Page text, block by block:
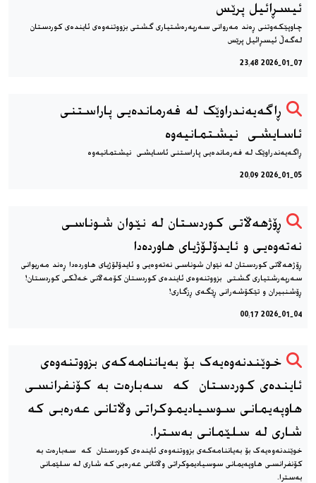
ئیسڕائیل پرێس
چاوپێکەوتنی ڕەند مەروانی سەرپەرەشتیاری گشتی بزووتنەوەی ئایندەی کوردستان
لەگەڵ ئیسڕائیل پرێس
2026-01-07 23:48
ڕاگەیەندراوێک لە فەرماندەیی پاراستنی
ئاسایشی نیشتمانیەوە
ڕاگەیەندراوێک لە فەرماندەیی پاراستنی ئاسایشی نیشتمانیەوە
2026-01-05 20:09
ڕۆژهەڵاتی کوردستان لە نێوان شوناسی
نەتەوەیی و ئایدۆلۆژیای هاوردەدا
ڕۆژهەڵاتی کوردستان لە نێوان شوناسی نەتەوەیی و ئایدۆلۆژیای هاوردەدا ڕەند مەریوانی
سەرپەرشتیاری گشتی بزووتنەوەی ئایندەی کوردستان کۆمەڵانی خەڵکی کوردستان!
ڕۆشنبیران و تێکۆشەرانی ڕێگەی ڕزگاری!
2026-01-04 00:17
خوێندنه‌وه‌یه‌ک بۆ به‌یاننامه‌که‌ی بزووتنه‌وه‌ی
ئاینده‌ی کوردستان که سه‌باره‌ت به كۆنفرانسی
هاوپەیمانی سوسیادیموكراتی وڵاتانی عەرەبی که
شاری له سلێمانی به‌سترا.
خوێندنه‌وه‌یه‌ک بۆ به‌یاننامه‌که‌ی بزووتنه‌وه‌ی ئاینده‌ی کوردستان که سه‌باره‌ت به
كۆنفرانسی هاوپەیمانی سوسیادیموكراتی وڵاتانی عەرەبی که شاری له سلێمانی
به‌سترا.